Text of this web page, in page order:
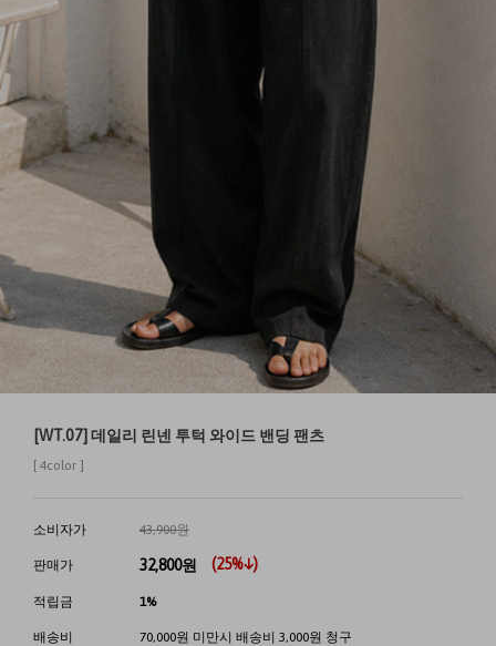
[WT.07] 데일리 린넨 투턱 와이드 밴딩 팬츠
[ 4color ]
소비자가 43,900원
판매가 32,800원 (25%↓)
적립금 1%
배송비 70,000원 미만시 배송비 3,000원 청구